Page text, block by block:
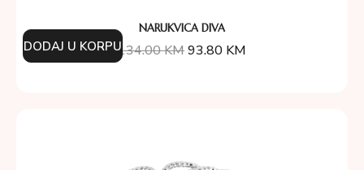
NARUKVICA DIVA
134.00KM93.80 KM
DODAJ U KORPU